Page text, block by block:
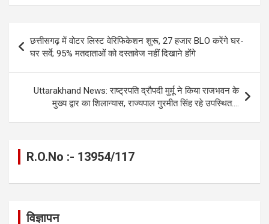
ce
b
o
o
k
se
n
g
er
at
s
A
p
p
e
a
m
ail py
Li
n
k
ar
e
navigation
छत्तीसगढ़ में वोटर लिस्ट वेरिफिकेशन शुरू, 27 हजार BLO करेंगे घर-
घर सर्वे; 95% मतदाताओं को दस्तावेज नहीं दिखाने होंगे
Uttarakhand News: राष्ट्रपति द्रौपदी मुर्मू ने किया राजभवन के
मुख्य द्वार का शिलान्यास, राज्यपाल गुरमीत सिंह रहे उपस्थित….
R.O.No :- 13954/117
विज्ञापन